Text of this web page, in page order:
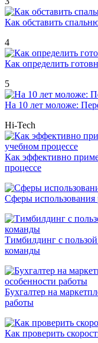
Как обставить
4
Как определить
5
На 10 лет моложе:
Hi-Tech
Как эффективно
процессе
Сферы использования
Тимбилдинг с
команды
Бухгалтер на
работы
Как проверить